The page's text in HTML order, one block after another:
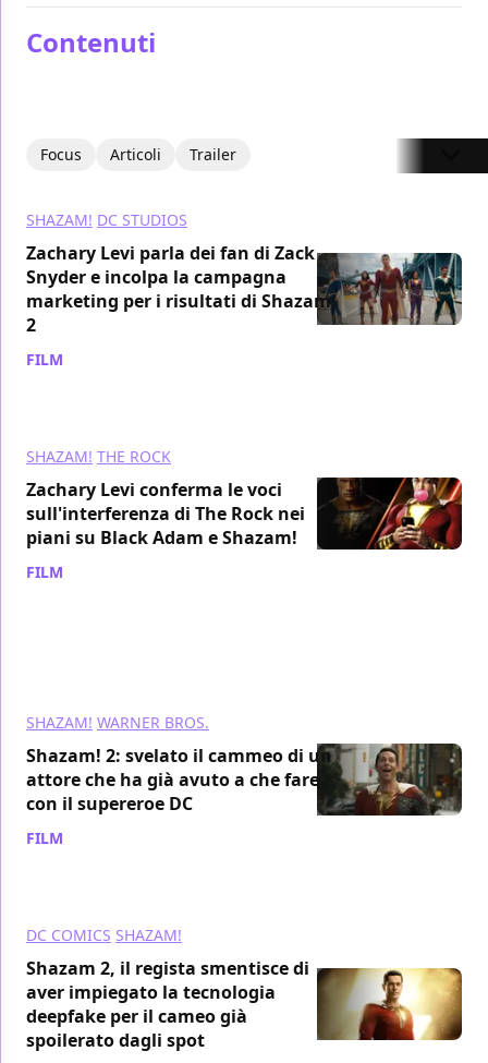
Contenuti
Focus Articoli Trailer
SHAZAM! DC STUDIOS
Zachary Levi parla dei fan di Zack
Snyder e incolpa la campagna
marketing per i risultati di Shazam!
2
FILM
SHAZAM! THE ROCK
Zachary Levi conferma le voci
sull'interferenza di The Rock nei
piani su Black Adam e Shazam!
FILM
SHAZAM! WARNER BROS.
Shazam! 2: svelato il cammeo di un
attore che ha già avuto a che fare
con il supereroe DC
FILM
DC COMICS SHAZAM!
Shazam 2, il regista smentisce di
aver impiegato la tecnologia
deepfake per il cameo già
spoilerato dagli spot